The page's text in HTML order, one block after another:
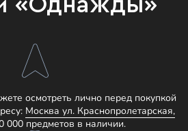
осмотреть лично перед покупкой
Москва ул. Краснопролетарская,
000 предметов в наличии.